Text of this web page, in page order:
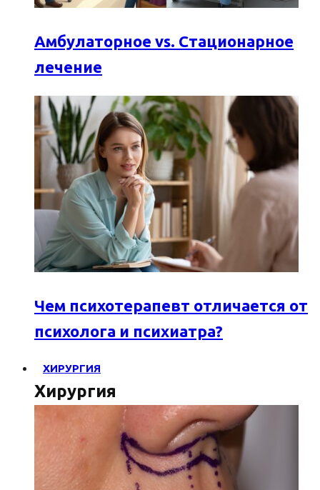
Амбулаторное vs. Стационарное
лечение
Чем психотерапевт отличается от
психолога и психиатра?
ХИРУРГИЯ
Хирургия